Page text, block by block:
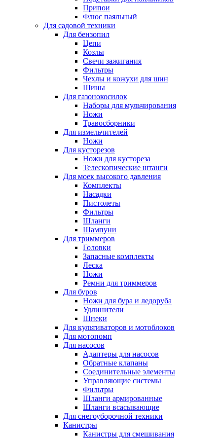
Припои
Флюс паяльный
Для садовой техники
Для бензопил
Цепи
Козлы
Свечи зажигания
Фильтры
Чехлы и кожухи для шин
Шины
Для газонокосилок
Наборы для мульчирования
Ножи
Травосборники
Для измельчителей
Ножи
Для кусторезов
Ножи для кустореза
Телескопические штанги
Для моек высокого давления
Комплекты
Насадки
Пистолеты
Фильтры
Шланги
Шампуни
Для триммеров
Головки
Запасные комплекты
Леска
Ножи
Ремни для триммеров
Для буров
Ножи для бура и ледоруба
Удлинители
Шнеки
Для культиваторов и мотоблоков
Для мотопомп
Для насосов
Адаптеры для насосов
Обратные клапаны
Соединительные элементы
Управляющие системы
Фильтры
Шланги армированные
Шланги всасывающие
Для снегоуборочной техники
Канистры
Канистры для смешивания